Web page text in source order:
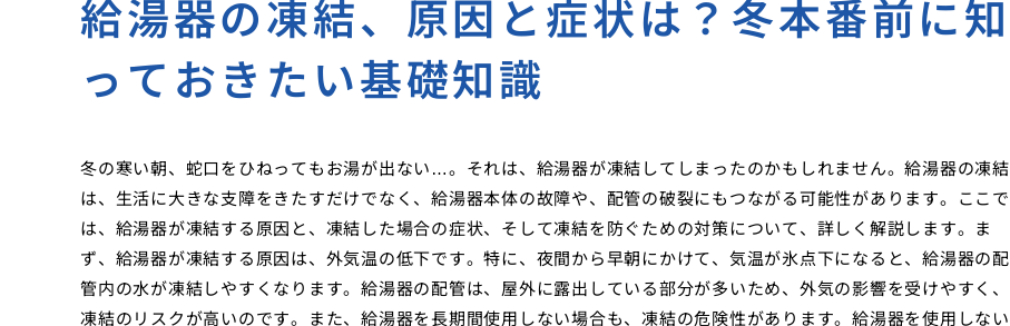
給湯器の凍結、原因と症状は？冬本番前に知
っておきたい基礎知識
冬の寒い朝、蛇口をひねってもお湯が出ない…。それは、給湯器が凍結してしまったのかもしれません。給湯器の凍結
は、生活に大きな支障をきたすだけでなく、給湯器本体の故障や、配管の破裂にもつながる可能性があります。ここで
は、給湯器が凍結する原因と、凍結した場合の症状、そして凍結を防ぐための対策について、詳しく解説します。ま
ず、給湯器が凍結する原因は、外気温の低下です。特に、夜間から早朝にかけて、気温が氷点下になると、給湯器の配
管内の水が凍結しやすくなります。給湯器の配管は、屋外に露出している部分が多いため、外気の影響を受けやすく、
凍結のリスクが高いのです。また、給湯器を長期間使用しない場合も、凍結の危険性があります。給湯器を使用しない